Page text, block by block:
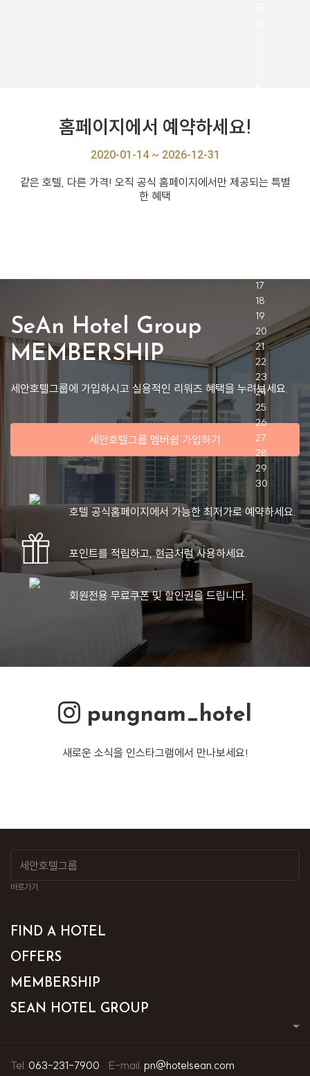
홈페이지에서 예약하세요!
2020-01-14 ~ 2026-12-31
같은 호텔, 다른 가격! 오직 공식 홈페이지에서만 제공되는 특별
한 혜택
SeAn Hotel Group
MEMBERSHIP
세안호텔그룹에 가입하시고 실용적인 리워즈 혜택을 누려보세요.
세안호텔그룹 멤버쉽 가입하기
호텔 공식홈페이지에서 가능한 최저가로 예약하세요.
포인트를 적립하고, 현금처럼 사용하세요.
회원전용 무료쿠폰 및 할인권을 드립니다.
pungnam_hotel
새로운 소식을 인스타그램에서 만나보세요!
바로가기
Tel. 063-231-7900 E-mail. pn@hotelsean.com
FIND A HOTEL
OFFERS
MEMBERSHIP
SEAN HOTEL GROUP